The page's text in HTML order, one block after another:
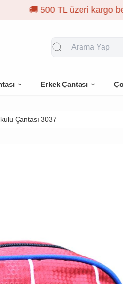
Erkek Çantası
Çantası 3037